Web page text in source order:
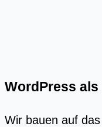
WordPress
Wir bauen auf